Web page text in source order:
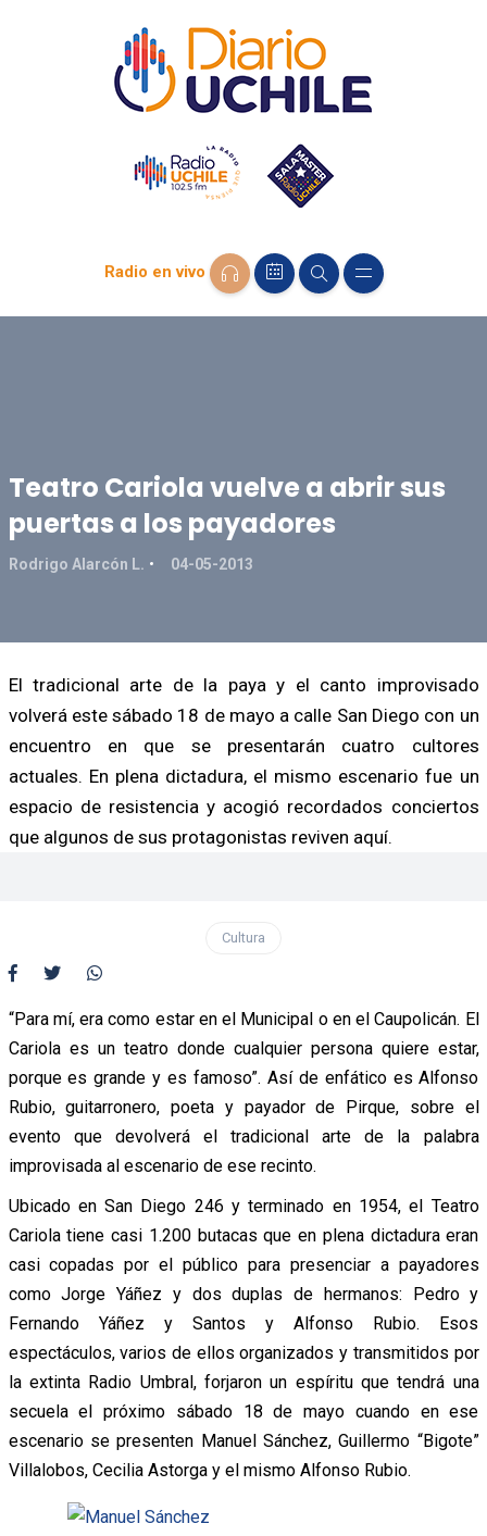
Radio en vivo
Teatro Cariola vuelve a abrir sus
puertas a los payadores
Rodrigo Alarcón L. 04-05-2013
El tradicional arte de la paya y el canto improvisado
volverá este sábado 18 de mayo a calle San Diego con un
encuentro en que se presentarán cuatro cultores
actuales. En plena dictadura, el mismo escenario fue un
espacio de resistencia y acogió recordados conciertos
que algunos de sus protagonistas reviven aquí.
Cultura
“Para mí, era como estar en el Municipal o en el Caupolicán. El
Cariola es un teatro donde cualquier persona quiere estar,
porque es grande y es famoso”. Así de enfático es Alfonso
Rubio, guitarronero, poeta y payador de Pirque, sobre el
evento que devolverá el tradicional arte de la palabra
improvisada al escenario de ese recinto.
Ubicado en San Diego 246 y terminado en 1954, el Teatro
Cariola tiene casi 1.200 butacas que en plena dictadura eran
casi copadas por el público para presenciar a payadores
como Jorge Yáñez y dos duplas de hermanos: Pedro y
Fernando Yáñez y Santos y Alfonso Rubio. Esos
espectáculos, varios de ellos organizados y transmitidos por
la extinta Radio Umbral, forjaron un espíritu que tendrá una
secuela el próximo sábado 18 de mayo cuando en ese
escenario se presenten Manuel Sánchez, Guillermo “Bigote”
Villalobos, Cecilia Astorga y el mismo Alfonso Rubio.